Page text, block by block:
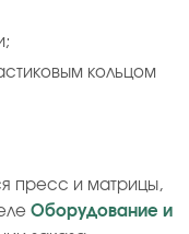
кольцом
пресс и матрицы,
Оборудование и